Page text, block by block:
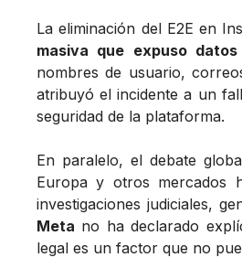
La eliminación del E2E en
masiva que expuso
nombres de usuario,
atribuyó el incidente a un
seguridad de la plataforma.
En paralelo, el debate
Europa y otros mercados
investigaciones judiciales,
Meta no ha declarado
legal es un factor que no